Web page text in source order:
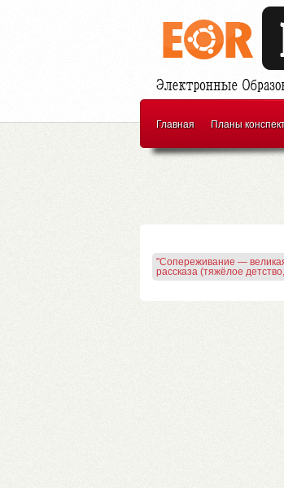
Главная Планы
"Сопереживание —
рассказа (тяжёлое